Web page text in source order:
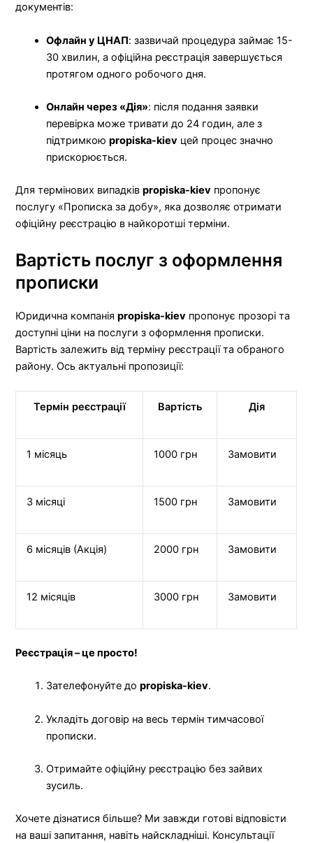
документів:
Офлайн у ЦНАП: зазвичай процедура займає 15-
30 хвилин, а офіційна реєстрація завершується
протягом одного робочого дня.
Онлайн через «Дія»: після подання заявки
перевірка може тривати до 24 годин, але з
підтримкоюpropiska-kiev цей процес значно
прискорюється.
Для термінових випадківpropiska-kiev пропонує
послугу «Прописка за добу», яка дозволяє отримати
офіційну реєстрацію в найкоротші терміни.
Вартість послуг з оформлення
прописки
Юридична компаніяpropiska-kiev пропонує прозорі та
доступні ціни на послуги з оформлення прописки.
Вартість залежить від терміну реєстрації та обраного
району. Ось актуальні пропозиції:
Термін реєстрації Вартість Дія
1 місяць 1000 грн Замовити
3 місяці 1500 грн Замовити
6 місяців (Акція) 2000 грн Замовити
12 місяців 3000 грн Замовити
Реєстрація – це просто!
Зателефонуйте доpropiska-kiev.
Укладіть договір на весь термін тимчасової
прописки.
Отримайте офіційну реєстрацію без зайвих
зусиль.
Хочете дізнатися більше? Ми завжди готові відповісти
на ваші запитання, навіть найскладніші. Консультації